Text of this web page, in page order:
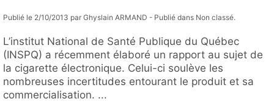
Publié le 2/10/2013 par Ghyslain ARMAND - Publié dans Non classé.
L’institut National de Santé Publique du Québec
(INSPQ) a récemment élaboré un rapport au sujet de
la cigarette électronique. Celui-ci soulève les
nombreuses incertitudes entourant le produit et sa
commercialisation. ...